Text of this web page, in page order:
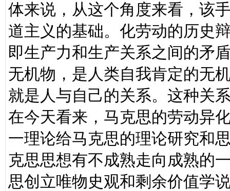
体来说，从这个角度来看，该
道主义的基础。化劳动的历史
即生产力和生产关系之间的矛
无机物，是人类自我肯定的无
就是人与自己的关系。这种关
在今天看来，马克思的劳动异
一理论给马克思的理论研究和
克思思想有不成熟走向成熟的
思创立唯物史观和剩余价值学